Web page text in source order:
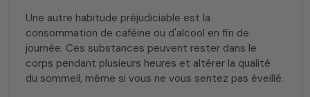
Une autre habitude préjudiciable est la
consommation de caféine ou d'alcool en fin de
journée. Ces substances peuvent rester dans le
corps pendant plusieurs heures et altérer la qualité
du sommeil, même si vous ne vous sentez pas éveillé.